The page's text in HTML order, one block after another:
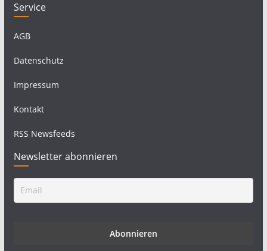
Service
AGB
Datenschutz
Impressum
Kontakt
RSS Newsfeeds
Newsletter abonnieren